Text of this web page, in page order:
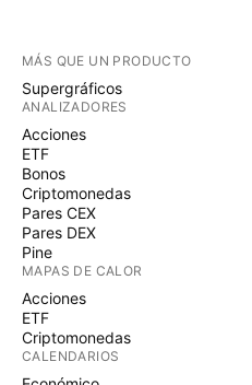
MÁS QUE UN PRODUCTO
Supergráficos
ANALIZADORES
Acciones
ETF
Bonos
Criptomonedas
Pares CEX
Pares DEX
Pine
MAPAS DE CALOR
Acciones
ETF
Criptomonedas
CALENDARIOS